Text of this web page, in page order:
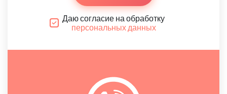
Даю согласие на обработку
персональных данных